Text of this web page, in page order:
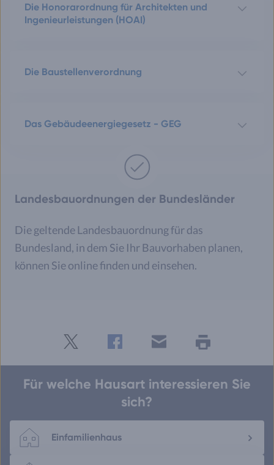
Die Honorarordnung für Architekten und
Ingenieurleistungen (HOAI)
Die Baustellenverordnung
Das Gebäudeenergiegesetz - GEG
Landesbauordnungen der Bundesländer
Die geltende Landesbauordnung für das
Bundesland, in dem Sie Ihr Bauvorhaben planen,
können Sie online finden und einsehen.
mail
drucken
Für welche Hausart interessieren Sie
sich?
Einfamilienhaus